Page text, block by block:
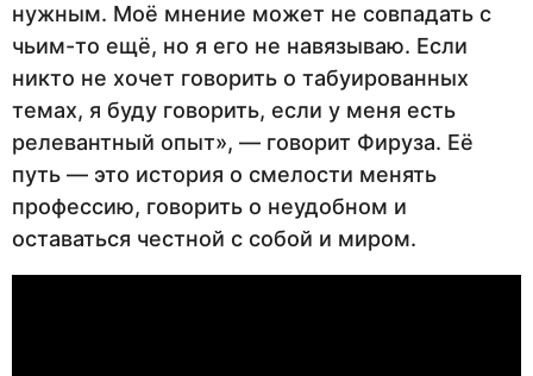
нужным. Моё мнение может не совпадать с
чьим-то ещё, но я его не навязываю. Если
никто не хочет говорить о табуированных
темах, я буду говорить, если у меня есть
релевантный опыт», — говорит Фируза. Её
путь — это история о смелости менять
профессию, говорить о неудобном и
оставаться честной с собой и миром.